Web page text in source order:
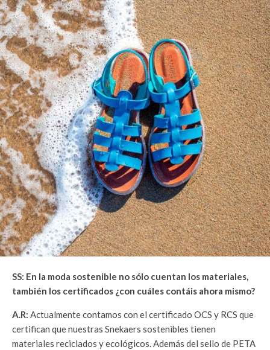
SS: En la moda sostenible no sólo cuentan los materiales,
también los certificados ¿con cuáles contáis ahora mismo?
A.R: Actualmente contamos con el certificado OCS y RCS que
certifican que nuestras Snekaers sostenibles tienen
materiales reciclados y ecológicos. Además del sello de PETA